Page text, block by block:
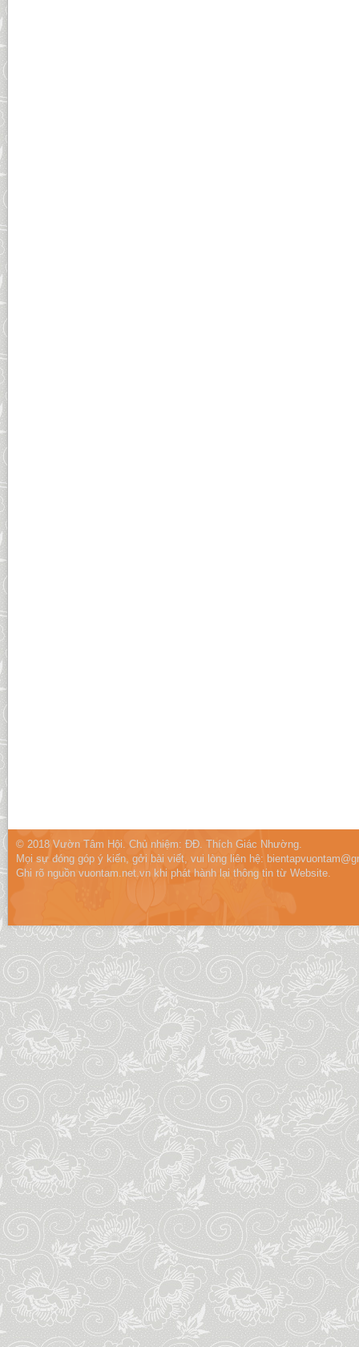
© 2018 Vườn Tâm Hội. Chủ nhiệm: ĐĐ. Thích Giác Nhường.
Mọi sự đóng góp ý kiến, gởi bài viết, vui lòng liên hệ:
Ghi rõ nguồn vuontam.net.vn khi phát hành lại thông tin từ Website.